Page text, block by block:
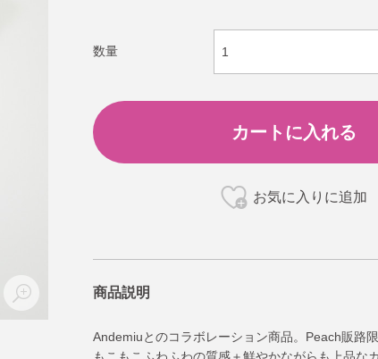
数量
商品説明
Andemiuとのコラボレーション商品。Peach販路